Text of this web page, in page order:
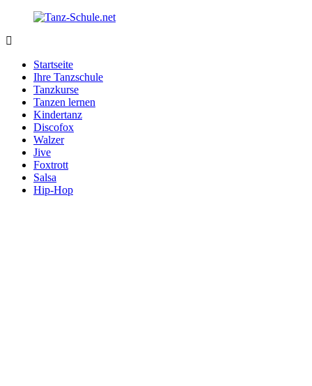
Zurück
Inhalt
Schule.net
Tanzschule
Internet
Startseite
Ihre Tanzschule
Tanzkurse
Tanzen lernen
Kindertanz
Discofox
Walzer
Jive
Foxtrott
Salsa
Hip-Hop